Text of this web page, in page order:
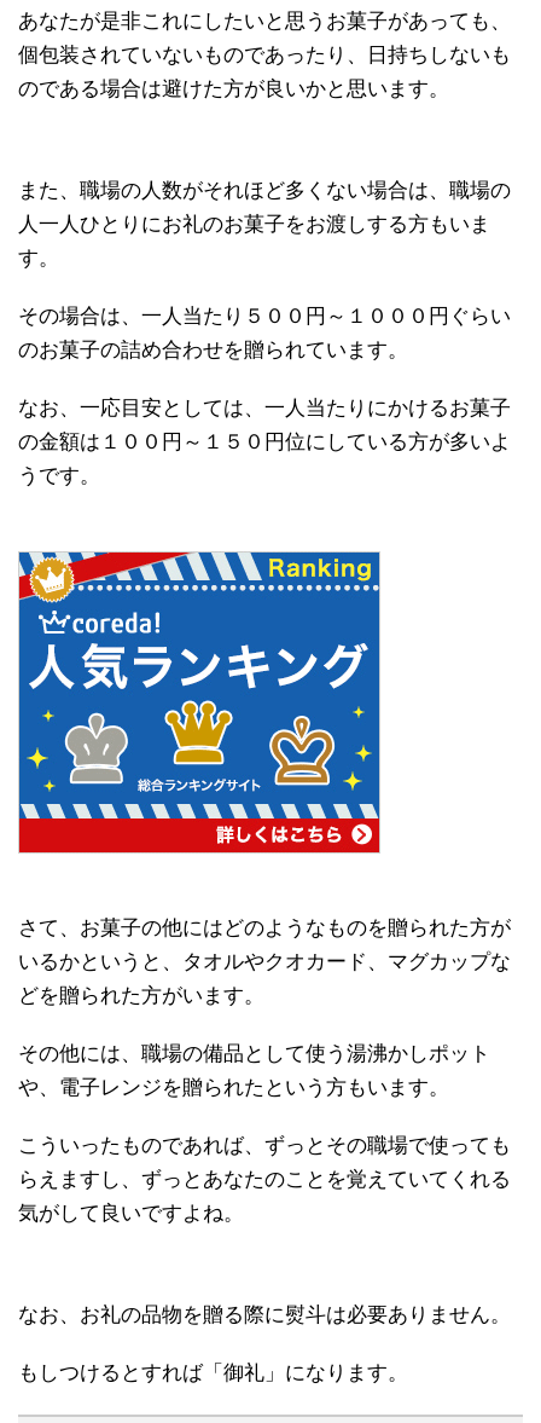
あなたが是非これにしたいと思うお菓子があっても、
個包装されていないものであったり、日持ちしないも
のである場合は避けた方が良いかと思います。
また、職場の人数がそれほど多くない場合は、職場の
人一人ひとりにお礼のお菓子をお渡しする方もいま
す。
その場合は、一人当たり５００円～１０００円ぐらい
のお菓子の詰め合わせを贈られています。
なお、一応目安としては、一人当たりにかけるお菓子
の金額は１００円～１５０円位にしている方が多いよ
うです。
さて、お菓子の他にはどのようなものを贈られた方が
いるかというと、タオルやクオカード、マグカップな
どを贈られた方がいます。
その他には、職場の備品として使う湯沸かしポット
や、電子レンジを贈られたという方もいます。
こういったものであれば、ずっとその職場で使っても
らえますし、ずっとあなたのことを覚えていてくれる
気がして良いですよね。
なお、お礼の品物を贈る際に熨斗は必要ありません。
もしつけるとすれば「御礼」になります。